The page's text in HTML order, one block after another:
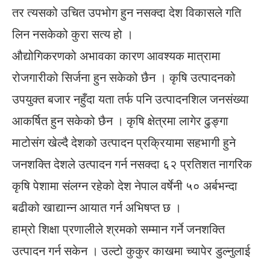
तर त्यसको उचित उपभोग हुन नसक्दा देश विकासले गति
लिन नसकेको कुरा सत्य हो ।
औद्योगिकरणको अभावका कारण आवश्यक मात्रामा
रोजगारीको सिर्जना हुन सकेको छैन । कृषि उत्पादनको
उपयुक्त बजार नहुँदा यता तर्फ पनि उत्पादनशिल जनसंख्या
आकर्षित हुन सकेको छैन । कृषि क्षेत्रमा लागेर ढुङ्गा
माटोसंग खेल्दै देशको उत्पादन प्रक्रियामा सहभागी हुने
जनशक्ति देशले उत्पादन गर्न नसक्दा ६२ प्रतिशत नागरिक
कृषि पेशामा संलग्न रहेको देश नेपाल वर्षेनी ५० अर्बभन्दा
बढीको खाद्यान्न आयात गर्न अभिषप्त छ ।
हाम्रो शिक्षा प्रणालीले श्रमको सम्मान गर्ने जनशक्ति
उत्पादन गर्न सकेन । उल्टो कुकुर काखमा च्यापेर डुल्नुलाई